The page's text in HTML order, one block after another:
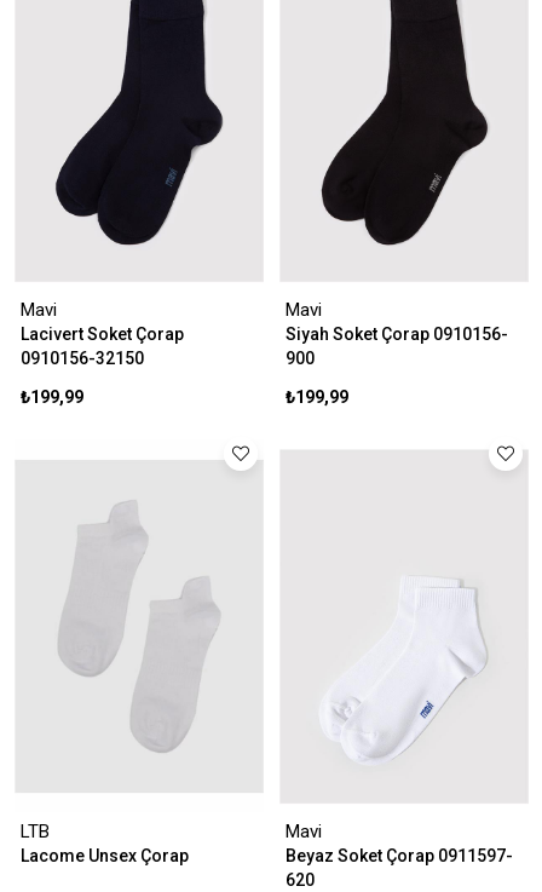
Mavi
Lacivert Soket Çorap
0910156-32150
₺199,99
Mavi
Siyah Soket Çorap 0910156-
900
₺199,99
LTB
Lacome Unsex Çorap
Mavi
Beyaz Soket Çorap 0911597-
620